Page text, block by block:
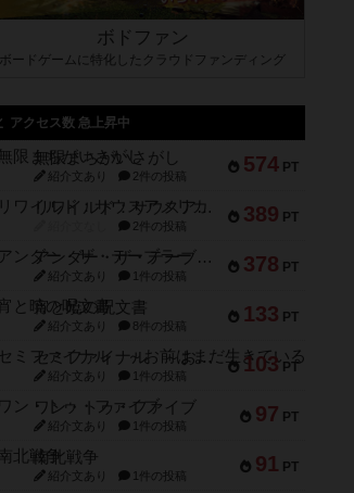
ボドファン
ボードゲームに特化したクラウドファンディング
アクセス数 急上昇中
574 PT
無限まちがいさがし
紹介文あり 2件の投稿
389 PT
リワイルド：サウスアメリカ
2件の投稿
378 PT
アンダー・ザ・テーブラー
紹介文あり 1件の投稿
133 PT
宵と暁の呪文書
紹介文あり 8件の投稿
103 PT
セミファイナル ～お前はまだ生きている～
紹介文あり 1件の投稿
97 PT
ワン・トゥ・ファイブ
紹介文あり 1件の投稿
91 PT
南北戦争
紹介文あり 1件の投稿